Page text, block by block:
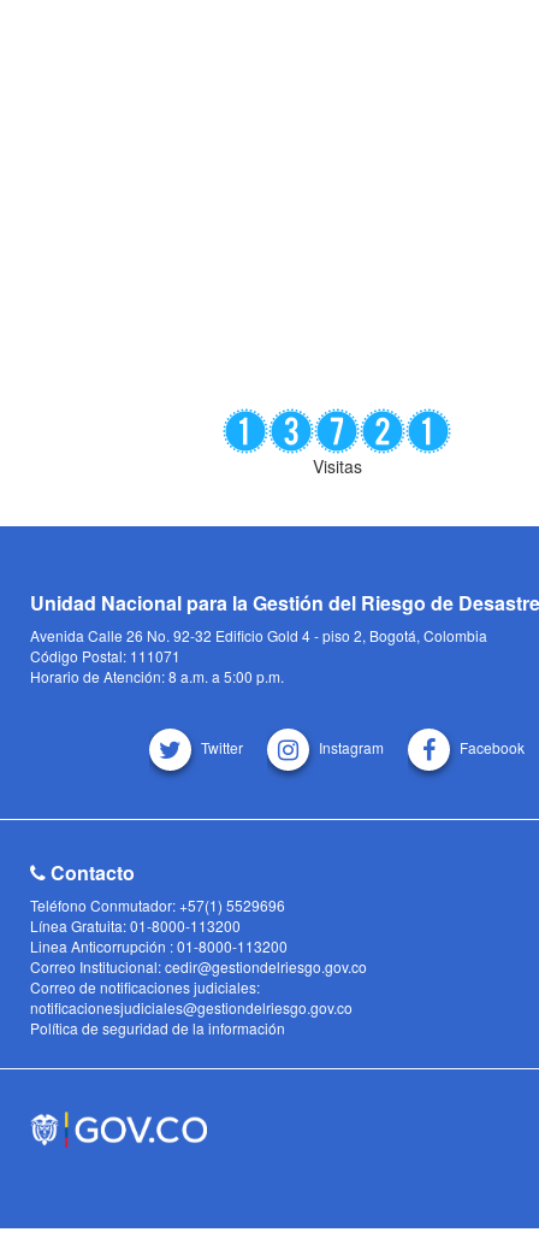
Visitas
Unidad Nacional para la Gestión del Riesgo de
Avenida Calle 26 No. 92-32 Edificio Gold 4 - piso 2, Bogotá, Colombia
Código Postal: 111071
Horario de Atención: 8 a.m. a 5:00 p.m.
Twitter Instagram Facebook
Contacto
Teléfono Conmutador: +57(1) 5529696
Línea Gratuita: 01-8000-113200
Linea Anticorrupción : 01-8000-113200
Correo Institucional: cedir@gestiondelriesgo.gov.co
Correo de notificaciones judiciales:
notificacionesjudiciales@gestiondelriesgo.gov.co
Política de seguridad de la información